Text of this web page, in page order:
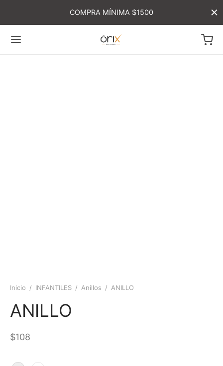
COMPRA MÍNIMA $1500
Inicio / INFANTILES / Anillos / ANILLO
ANILLO
$108